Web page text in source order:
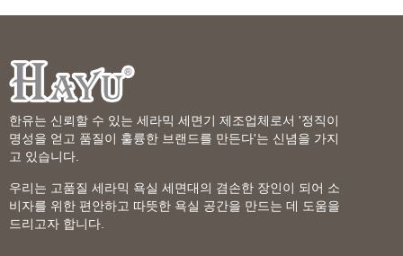
한유는 신뢰할 수 있는 세라믹 세면기 제조업체로서 '정직이
명성을 얻고 품질이 훌륭한 브랜드를 만든다'는 신념을 가지
고 있습니다.
우리는 고품질 세라믹 욕실 세면대의 겸손한 장인이 되어 소
비자를 위한 편안하고 따뜻한 욕실 공간을 만드는 데 도움을
드리고자 합니다.